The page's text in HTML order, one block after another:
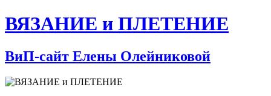
ВЯЗАНИЕ и ПЛЕТЕНИЕ
ВиП-сайт Елены Олейниковой